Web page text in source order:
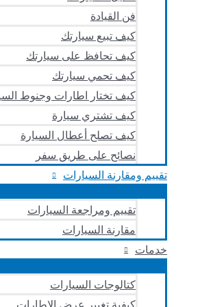
فن القيادة
كيف تبيع سيارتك
كيف تحافظ على سيارتك
كيف تحمي سيارتك
كيف تختار اطارات وجنوط
كيف تشتري سيارة
كيف تصلح أعطال السيارة
نصائح على طريق سفر
تقييم ومقارنة السيارات
تقييم ومراجعة السيارات
مقارنة السيارات
خدمات
كتالوجات السيارات
كيفية تغيير عرض الإطارات